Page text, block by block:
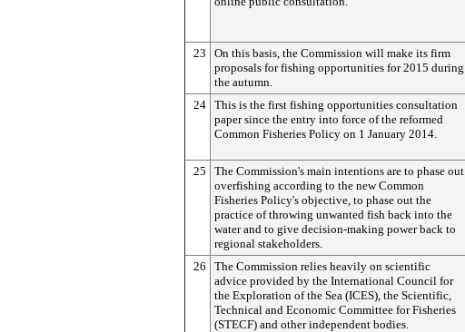
23
On this basis, the Commission will make its firm
proposals for fishing opportunities for 2015 during
the autumn.
24 This is the first fishing opportunities consultation
paper since the entry into force of the reformed
Common Fisheries Policy on 1 January 2014.
25
The Commission's main intentions are to phase out
overfishing according to the new Common
Fisheries Policy's objective, to phase out the
practice of throwing unwanted fish back into the
water and to give decision-making power back to
regional stakeholders.
26
The Commission relies heavily on scientific
advice provided by the International Council for
the Exploration of the Sea (ICES), the Scientific,
Technical and Economic Committee for Fisheries
(STECF) and other independent bodies.